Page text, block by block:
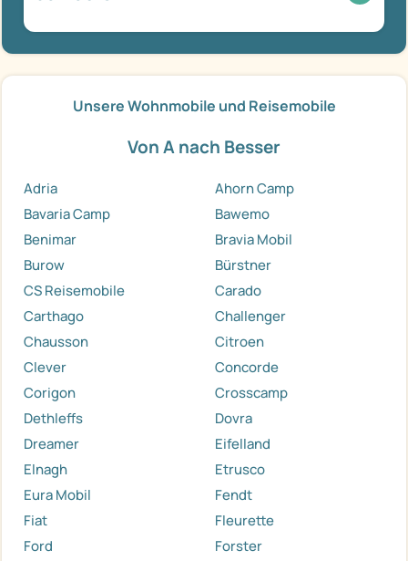
Unsere Wohnmobile und Reisemobile
Von A nach Besser
Adria
Ahorn Camp
Bavaria Camp
Bawemo
Benimar
Bravia Mobil
Burow
Bürstner
CS Reisemobile
Carado
Carthago
Challenger
Chausson
Citroen
Clever
Concorde
Corigon
Crosscamp
Dethleffs
Dovra
Dreamer
Eifelland
Elnagh
Etrusco
Eura Mobil
Fendt
Fiat
Fleurette
Ford
Forster